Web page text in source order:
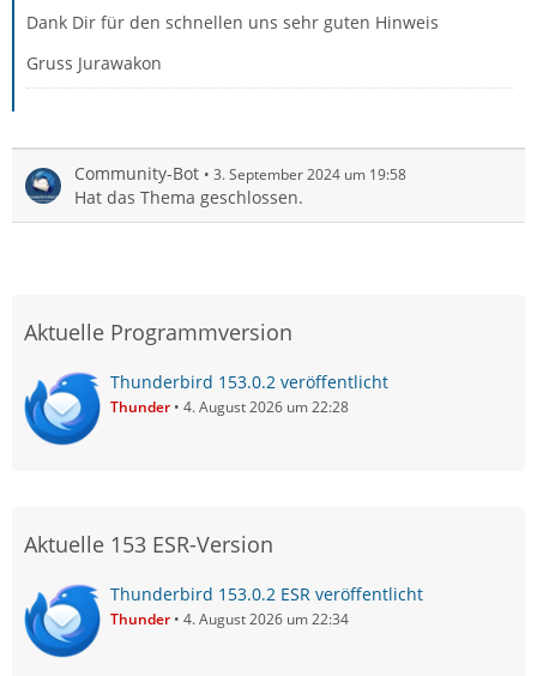
Dank Dir für den schnellen uns sehr guten Hinweis
Gruss Jurawakon
Community-Bot 3. September 2024 um 19:58
Hat das Thema geschlossen.
Aktuelle Programmversion
Thunderbird 153.0.2 veröffentlicht
Thunder 4. August 2026 um 22:28
Aktuelle 153 ESR-Version
Thunderbird 153.0.2 ESR veröffentlicht
Thunder 4. August 2026 um 22:34